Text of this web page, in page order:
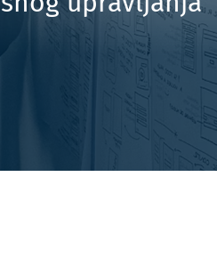
Uvođenje i razvoj funkcije HR-a